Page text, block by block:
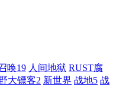
唤19 人间地狱 RUST腐
大镖客2 新世界 战地5 战